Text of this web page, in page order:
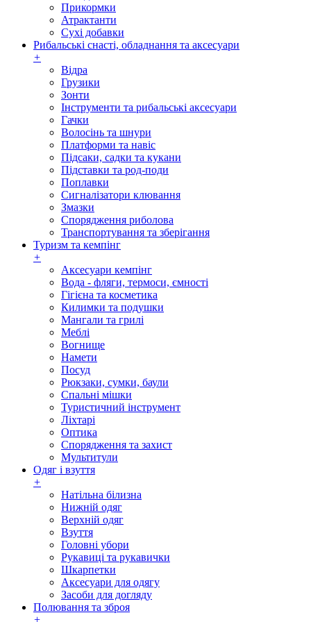
Прикормки
Атрактанти
Сухі добавки
Рибальські снасті, обладнання та аксесуари
+
Відра
Грузики
Зонти
Інструменти та рибальські аксесуари
Гачки
Волосінь та шнури
Платформи та навіс
Підсаки, садки та кукани
Підставки та род-поди
Поплавки
Сигналізатори клювання
Змазки
Спорядження риболова
Транспортування та зберігання
Туризм та кемпінг
+
Аксесуари кемпінг
Вода - фляги, термоси, ємності
Гігієна та косметика
Килимки та подушки
Мангали та грилі
Меблі
Вогнище
Намети
Посуд
Рюкзаки, сумки, баули
Спальні мішки
Туристичний інструмент
Ліхтарі
Оптика
Спорядження та захист
Мультитули
Одяг і взуття
+
Натільна білизна
Нижній одяг
Верхній одяг
Взуття
Головні убори
Рукавиці та рукавички
Шкарпетки
Аксесуари для одягу
Засоби для догляду
Полювання та зброя
+